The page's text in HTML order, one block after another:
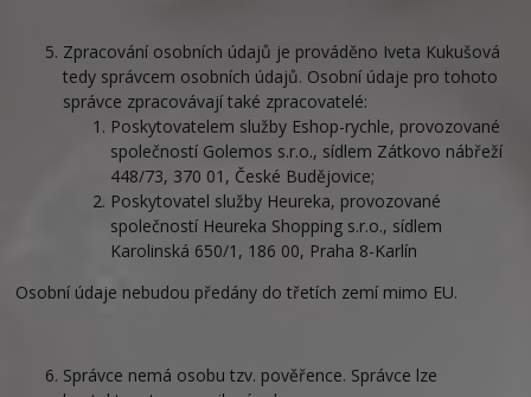
Zpracování osobních údajů je prováděno Iveta Kukušová
tedy správcem osobních údajů. Osobní údaje pro tohoto
správce zpracovávají také zpracovatelé:
Poskytovatelem služby Eshop-rychle, provozované
společností Golemos s.r.o., sídlem Zátkovo nábřeží
448/73, 370 01, České Budějovice;
Poskytovatel služby Heureka, provozované
společností Heureka Shopping s.r.o., sídlem
Karolinská 650/1, 186 00, Praha 8-Karlín
Osobní údaje nebudou předány do třetích zemí mimo EU.
Správce nemá osobu tzv. pověřence. Správce lze